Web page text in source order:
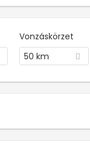
Vonzáskörzet
50 km